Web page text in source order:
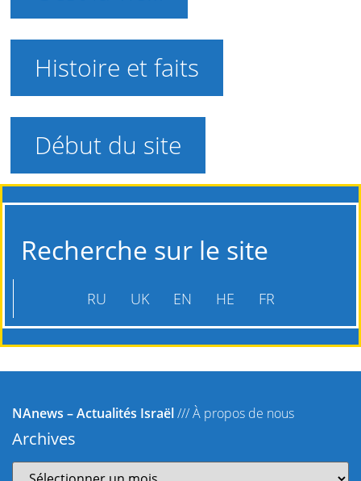
Histoire et faits
Début du site
Recherche sur le site
RU UK EN HE FR
NAnews – Actualités Israël///À propos de nous
Archives